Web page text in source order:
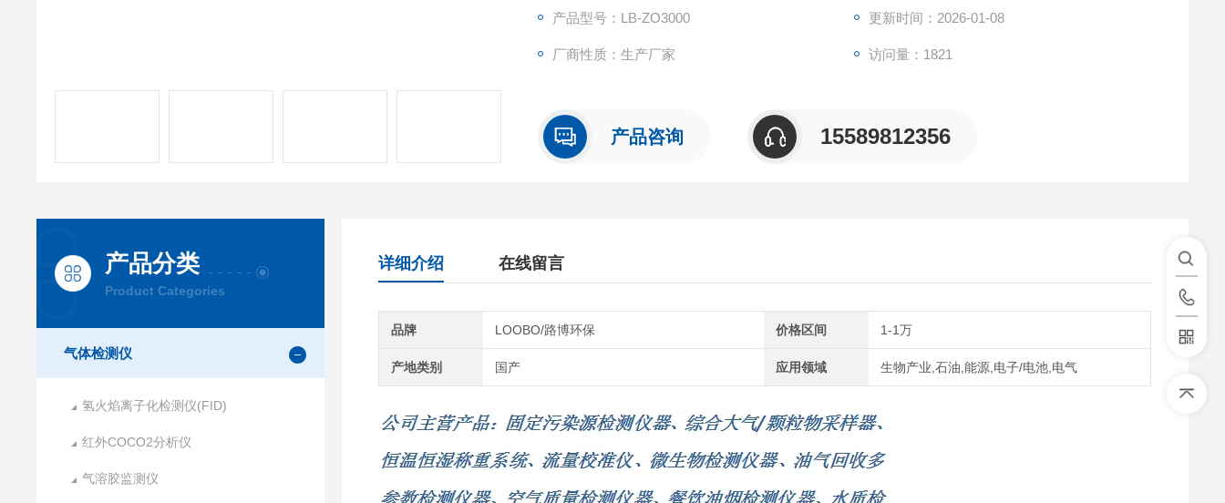
产品型号：LB-ZO3000 更新时间：2026-01-08
厂商性质：生产厂家 访问量：1821
产品咨询 15589812356
产品分类
Product Categories
气体检测仪
氢火焰离子化检测仪(FID)
红外COCO2分析仪
气溶胶监测仪
详细介绍 在线留言
品牌 LOOBO/路博环保 价格区间 1-1万
产地类别 国产 应用领域 生物产业,石油,能源,电子/电池,电气